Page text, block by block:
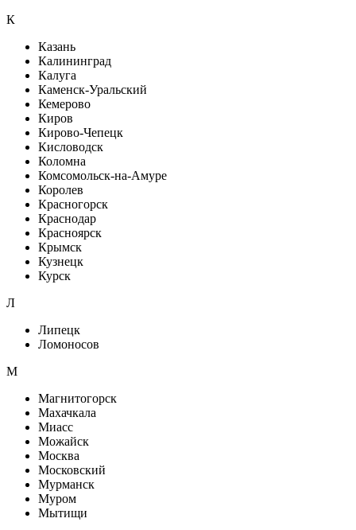
К
Казань
Калининград
Калуга
Каменск-Уральский
Кемерово
Киров
Кирово-Чепецк
Кисловодск
Коломна
Комсомольск-на-Амуре
Королев
Красногорск
Краснодар
Красноярск
Крымск
Кузнецк
Курск
Л
Липецк
Ломоносов
М
Магнитогорск
Махачкала
Миасс
Можайск
Москва
Московский
Мурманск
Муром
Мытищи